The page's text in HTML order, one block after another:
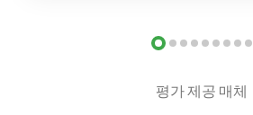
평가 제공 매체